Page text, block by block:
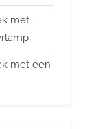
met
met een